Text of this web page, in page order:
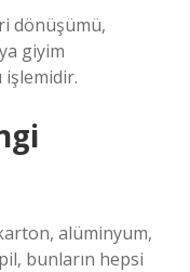
dönüşümü,
giyim
işlemidir.
alüminyum,
bunların hepsi